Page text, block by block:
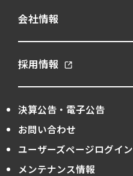
会社情報
採用情報
決算公告・電子公告
お問い合わせ
ユーザーズページログイン
メンテナンス情報